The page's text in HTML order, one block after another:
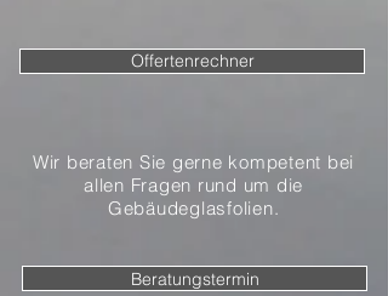
Offertenrechner
Wir beraten Sie gerne kompetent bei
allen Fragen rund um die
Gebäudeglasfolien.
Beratungstermin